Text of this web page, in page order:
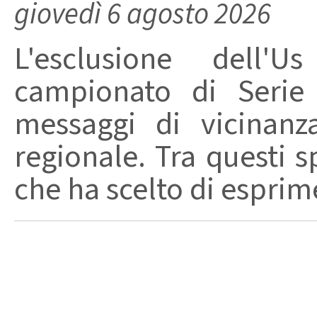
giovedì 6 agosto 2026
L'esclusione
campionato di
messaggi di
regionale. Tra questi
che ha scelto di